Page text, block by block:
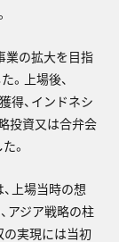
業の拡大を目指
。上場後、
得、インドネシ
投資又は合弁会
。
上場当時の想
アジア戦略の柱
の実現には当初